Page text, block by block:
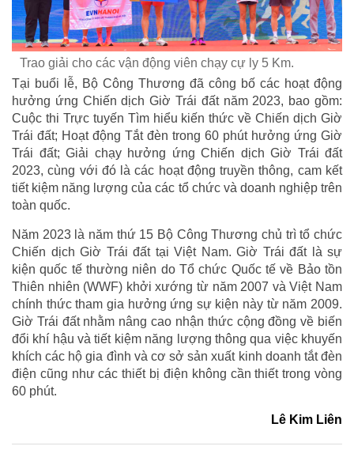
Trao giải cho các vận động viên chạy cự ly 5 Km.
Tại buổi lễ, Bộ Công Thương đã công bố các hoạt động
hưởng ứng Chiến dịch Giờ Trái đất năm 2023, bao gồm:
Cuộc thi Trực tuyến Tìm hiểu kiến thức về Chiến dịch Giờ
Trái đất; Hoạt động Tắt đèn trong 60 phút hưởng ứng Giờ
Trái đất; Giải chạy hưởng ứng Chiến dịch Giờ Trái đất
2023, cùng với đó là các hoạt động truyền thông, cam kết
tiết kiệm năng lượng của các tổ chức và doanh nghiệp trên
toàn quốc.
Năm 2023 là năm thứ 15 Bộ Công Thương chủ trì tổ chức
Chiến dịch Giờ Trái đất tại Việt Nam. Giờ Trái đất là sự
kiện quốc tế thường niên do Tổ chức Quốc tế về Bảo tồn
Thiên nhiên (WWF) khởi xướng từ năm 2007 và Việt Nam
chính thức tham gia hưởng ứng sự kiện này từ năm 2009.
Giờ Trái đất nhằm nâng cao nhận thức cộng đồng về biến
đổi khí hậu và tiết kiệm năng lượng thông qua việc khuyến
khích các hộ gia đình và cơ sở sản xuất kinh doanh tắt đèn
điện cũng như các thiết bị điện không cần thiết trong vòng
60 phút.
Lê Kim Liên